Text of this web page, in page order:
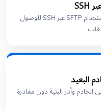
اتصل بالخوادم والأنظمة البعيدة بأمان باستخدام SFTP عبر SSH للوصول
البعيد
وأدر البنية دون مغادرة